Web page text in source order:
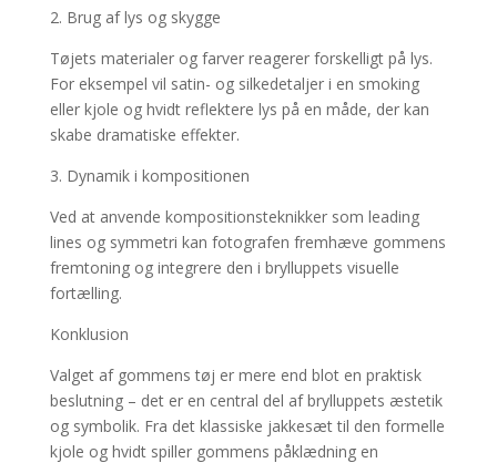
2. Brug af lys og skygge
Tøjets materialer og farver reagerer forskelligt på lys.
For eksempel vil satin- og silkedetaljer i en smoking
eller kjole og hvidt reflektere lys på en måde, der kan
skabe dramatiske effekter.
3. Dynamik i kompositionen
Ved at anvende kompositionsteknikker som leading
lines og symmetri kan fotografen fremhæve gommens
fremtoning og integrere den i brylluppets visuelle
fortælling.
Konklusion
Valget af gommens tøj er mere end blot en praktisk
beslutning – det er en central del af brylluppets æstetik
og symbolik. Fra det klassiske jakkesæt til den formelle
kjole og hvidt spiller gommens påklædning en